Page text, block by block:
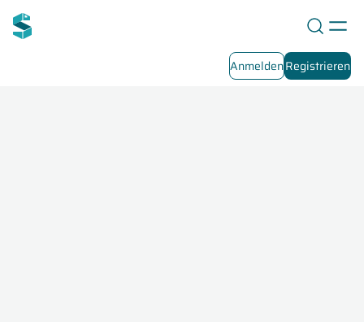
AnmeldenRegistrieren